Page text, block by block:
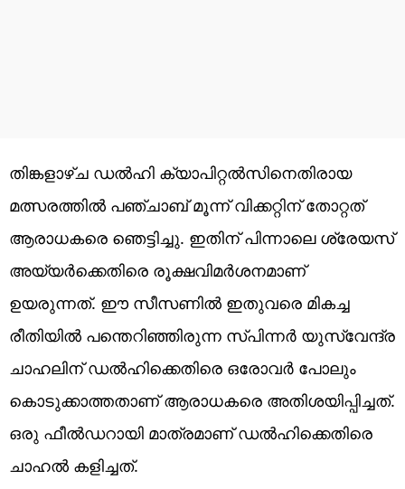
തിങ്കളാഴ്ച ഡല്‍ഹി ക്യാപിറ്റല്‍സിനെതിരായ
മത്സരത്തില്‍ പഞ്ചാബ് മൂന്ന് വിക്കറ്റിന് തോറ്റത്
ആരാധകരെ ഞെട്ടിച്ചു. ഇതിന് പിന്നാലെ ശ്രേയസ്
അയ്യര്‍ക്കെതിരെ രൂക്ഷവിമര്‍ശനമാണ്
ഉയരുന്നത്. ഈ സീസണില്‍ ഇതുവരെ മികച്ച
രീതിയില്‍ പന്തെറിഞ്ഞിരുന്ന സ്പിന്നര്‍ യുസ്‌വേന്ദ്ര
ചാഹലിന് ഡല്‍ഹിക്കെതിരെ ഒരോവര്‍ പോലും
കൊടുക്കാത്തതാണ് ആരാധകരെ അതിശയിപ്പിച്ചത്.
ഒരു ഫീല്‍ഡറായി മാത്രമാണ് ഡല്‍ഹിക്കെതിരെ
ചാഹല്‍ കളിച്ചത്.